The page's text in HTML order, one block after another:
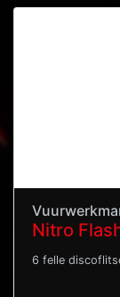
Nitro
6 felle